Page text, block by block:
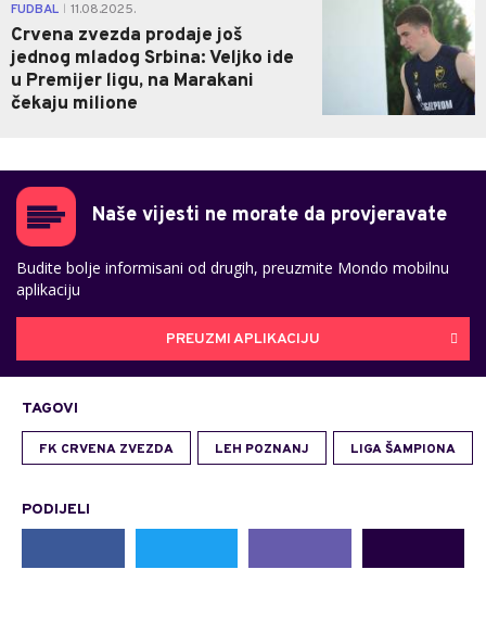
FUDBAL 11.08.2025.
Crvena zvezda prodaje još
jednog mladog Srbina: Veljko ide
u Premijer ligu, na Marakani
čekaju milione
Naše vijesti ne morate da provjeravate
Budite bolje informisani od drugih, preuzmite Mondo mobilnu
aplikaciju
PREUZMI APLIKACIJU
TAGOVI
FK CRVENA ZVEZDA LEH POZNANJ LIGA ŠAMPIONA
PODIJELI